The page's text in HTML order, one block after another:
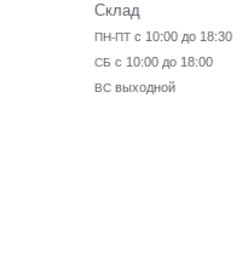
Склад
ПН-ПТ с 10:00 до 18:30
СБ с 10:00 до 18:00
ВС выходной